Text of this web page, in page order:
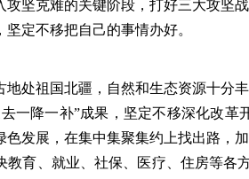
攻坚克难的关键阶段，打好三大攻坚
定不移把自己的事情办好。
祖国北疆，自然和生态资源十分丰
一降一补”成果，坚定不移深化改
色发展，在集中集聚集约上找出路，
教育、就业、社保、医疗、住房等